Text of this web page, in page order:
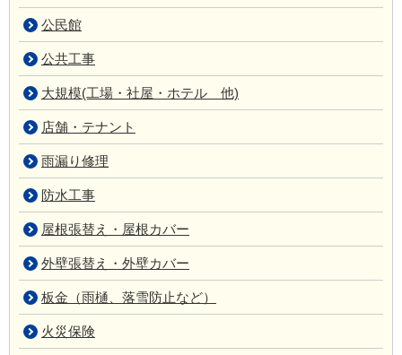
公民館
公共工事
大規模(工場・社屋・ホテル 他)
店舗・テナント
雨漏り修理
防水工事
屋根張替え・屋根カバー
外壁張替え・外壁カバー
板金（雨樋、落雪防止など）
火災保険